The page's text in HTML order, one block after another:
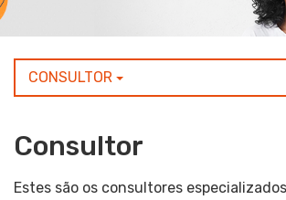
Ir
buscaCONSULTOR
Consultor
Estes são os consultores